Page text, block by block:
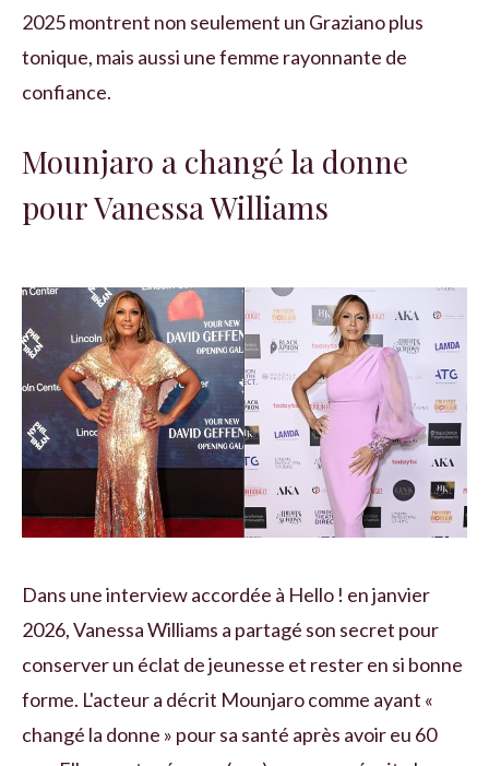
2025 montrent non seulement un Graziano plus
tonique, mais aussi une femme rayonnante de
confiance.
Mounjaro a changé la donne
pour Vanessa Williams
Dans une interview accordée à Hello ! en janvier
2026, Vanessa Williams a partagé son secret pour
conserver un éclat de jeunesse et rester en si bonne
forme. L'acteur a décrit Mounjaro comme ayant «
changé la donne » pour sa santé après avoir eu 60